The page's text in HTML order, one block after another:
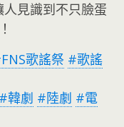
人見識到不只臉蛋
歌謠祭 #歌謠
#韓劇 #陸劇 #電